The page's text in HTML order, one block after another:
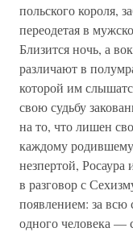
польского короля,
переодетая в
Близится ночь, а
различают в
которой им
свою судьбу
на то, что лишен
каждому
незпертой,
в разговор с
появлением: за
одного человека —